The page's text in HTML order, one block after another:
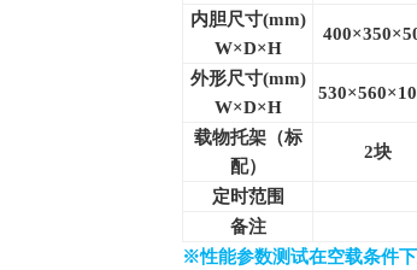
内胆尺寸(mm)
W×D×H
400
外形尺寸(mm)
W×D×H
530
载物托架（标
配）
2块
定时范围
备注
※性能参数测试在空载条件